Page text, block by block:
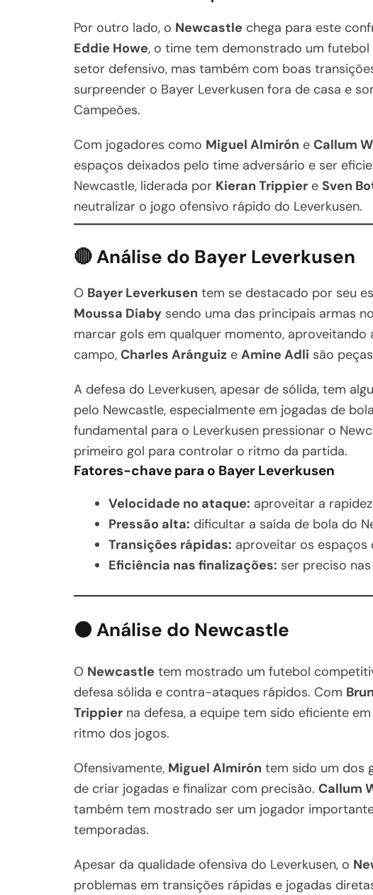
Por outro lado, o Newcastle chega para este
Eddie Howe, o time tem demonstrado um
setor defensivo, mas também com boas
surpreender o Bayer Leverkusen fora de casa e
Campeões.
Com jogadores como Miguel Almirón e Callum
espaços deixados pelo time adversário e ser
Newcastle, liderada por Kieran Trippier e Sven
neutralizar o jogo ofensivo rápido do Leverkusen.
🔴 Análise do Bayer Leverkusen
O Bayer Leverkusen tem se destacado por seu
Moussa Diaby sendo uma das principais armas
marcar gols em qualquer momento,
campo, Charles Aránguiz e Amine Adli são
A defesa do Leverkusen, apesar de sólida, tem
pelo Newcastle, especialmente em jogadas de
fundamental para o Leverkusen pressionar o
primeiro gol para controlar o ritmo da partida.
Fatores-chave para o Bayer Leverkusen
Velocidade no ataque: aproveitar a
Pressão alta: dificultar a saída de bola do
Transições rápidas: aproveitar os espaços
Eficiência nas finalizações: ser preciso
⚫ Análise do Newcastle
O Newcastle tem mostrado um futebol
defesa sólida e contra-ataques rápidos. Com
Trippier na defesa, a equipe tem sido eficiente
ritmo dos jogos.
Ofensivamente, Miguel Almirón tem sido um dos
de criar jogadas e finalizar com precisão. Callum
também tem mostrado ser um jogador
temporadas.
Apesar da qualidade ofensiva do Leverkusen, o
problemas em transições rápidas e jogadas